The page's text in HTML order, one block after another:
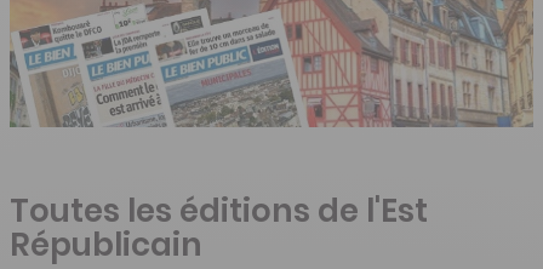
Toutes les éditions de l'Est
Républicain